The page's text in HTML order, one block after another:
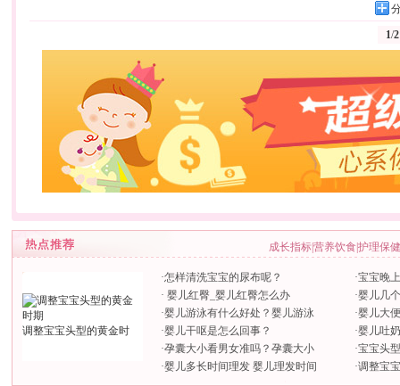
1/2
成长指标营养饮食 护理保健
调整宝宝头型的黄金时
·怎样清洗宝宝的尿布呢？
· 婴儿红臀_婴儿红臀怎么办
·婴儿游泳有什么好处？婴儿游泳
·婴儿干呕是怎么回事？
·孕囊大小看男女准吗？孕囊大小
·婴儿多长时间理发 婴儿理发时间
·宝宝晚
·婴儿几
·婴儿大
·婴儿吐
·宝宝头
·调整宝